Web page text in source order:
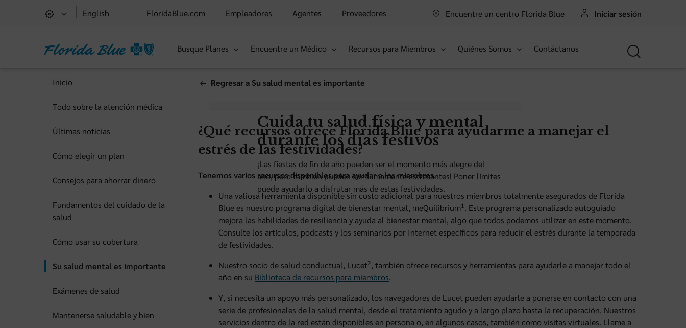
English FloridaBlue.com Empleadores Agentes Proveedores Encuentre un centro Florida Blue Iniciar sesión
Busque Planes Encuentre un Médico Recursos para Miembros Quiénes Somos Contáctanos
Inicio
Todo sobre la atención médica
Últimas noticias
Cómo elegir un plan
Consejos para ahorrar dinero
Fundamentos del cuidado de la
salud
Cómo usar su cobertura
Su salud mental es importante
Exámenes de salud
Mantenerse saludable y bien
Regresar a Su salud mental es importante
Cuida tu salud física y mental
durante los días festivos
¡Las fiestas de fin de año pueden ser el momento más alegre del
año, pero también pueden ser sumamente estresantes! Poner límites
puede ayudarlo a disfrutar más de estas festividades.
¿Qué recursos ofrece Florida Blue para ayudarme a manejar el
estrés de las festividades?
Tenemos varios recursos disponibles para ayudar a los miembros.
Una valiosa herramienta disponible sin costo adicional para nuestros miembros totalmente asegurados de Florida
Blue es nuestro programa digital de bienestar mental, meQuilibrium1 . Este programa personalizado autoguiado
mejora las habilidades de resiliencia y ayuda al bienestar mental, algo que todos podemos utilizar en este momento.
Consulte los artículos, podcasts y los seminarios por Internet específicos para reducir el estrés durante la temporada
de festividades.
Nuestro socio de salud conductual, Lucet2, también ofrece recursos y herramientas para ayudarle a manejar todo el
año en su Biblioteca de recursos para miembros.
Y, si necesita un apoyo más personalizado, los navegadores de Lucet pueden ayudarle a ponerse en contacto con una
serie de profesionales de la salud mental, desde el tratamiento agudo y a largo plazo hasta la recuperación. Nuestros
servicios dentro de la red están disponibles en persona o, en algunos casos, también como visitas virtuales. Llame a